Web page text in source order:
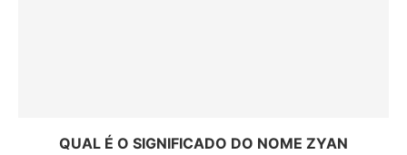
QUAL É O SIGNIFICADO DO NOME ZYAN